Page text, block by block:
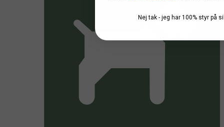
Nej tak - jeg har 100% styr på